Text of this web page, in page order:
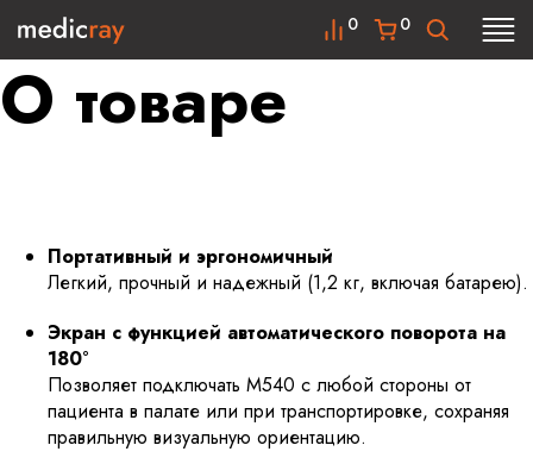
0
0
О товаре
Портативный и эргономичный
Легкий, прочный и надежный (1,2 кг, включая батарею).
Экран с функцией автоматического поворота на
180°
Позволяет подключать M540 с любой стороны от
пациента в палате или при транспортировке, сохраняя
правильную визуальную ориентацию.